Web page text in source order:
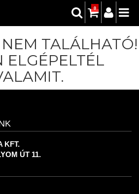
0
TALÁLHATÓ!
ELGÉPELTÉL
KFT.
ÚT 11.